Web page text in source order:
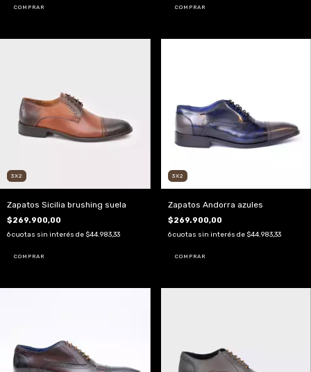
COMPRAR COMPRAR
3X2
Zapatos Sicilia brushing suela
$269.900,00
6cuotas sin interés de $44.983,33
COMPRAR
3X2
Zapatos Andorra azules
$269.900,00
6 cuotas sin interés de $44.983,33
COMPRAR